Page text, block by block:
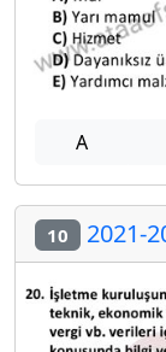
A
10 2021-